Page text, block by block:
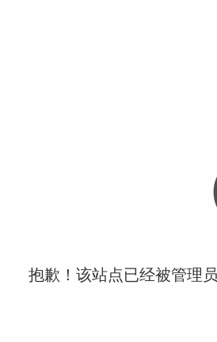
抱歉！该站点已经被管理